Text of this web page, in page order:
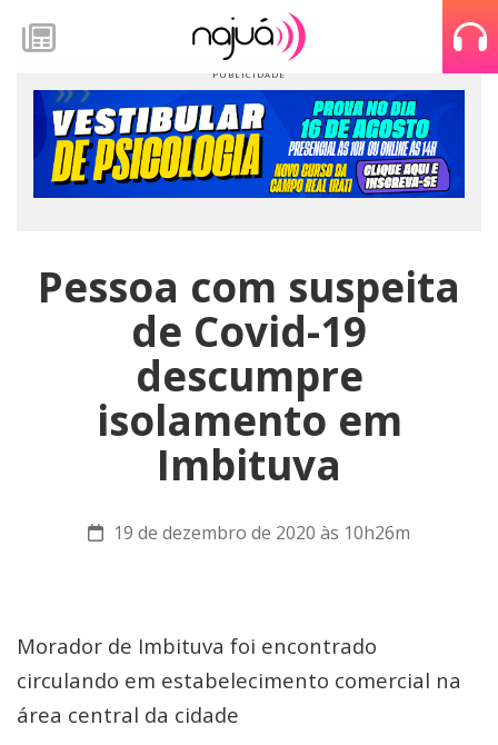
Pessoa com suspeita
de Covid-19
descumpre
isolamento em
Imbituva
19 de dezembro de 2020 às 10h26m
Morador de Imbituva foi encontrado
circulando em estabelecimento comercial na
área central da cidade